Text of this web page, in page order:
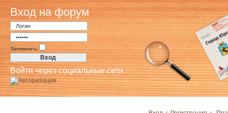
Вход на форум
Запомнить
Войти через социальные сети